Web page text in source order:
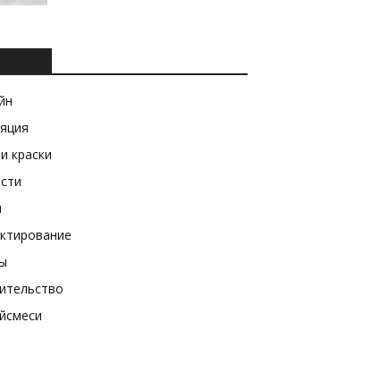
краски